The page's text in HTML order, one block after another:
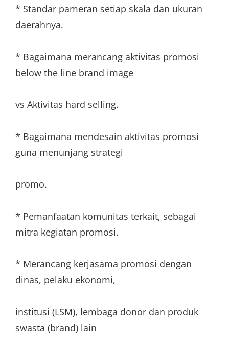
* Standar pameran setiap skala dan ukuran
daerahnya.
* Bagaimana merancang aktivitas promosi
below the line brand image
vs Aktivitas hard selling.
* Bagaimana mendesain aktivitas promosi
guna menunjang strategi
promo.
* Pemanfaatan komunitas terkait, sebagai
mitra kegiatan promosi.
* Merancang kerjasama promosi dengan
dinas, pelaku ekonomi,
institusi (LSM), lembaga donor dan produk
swasta (brand) lain